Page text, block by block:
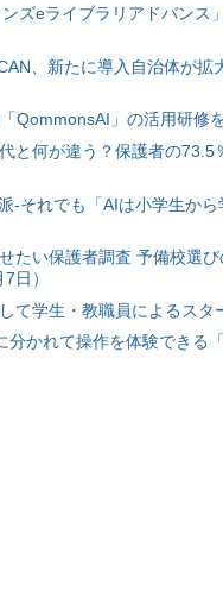
ズeライブラリアドバンス
、新たに導入自治体が
QommonsAI」の活用研修
と何が違う？保護者の
-それでも「AIは小学生か
たい保護者調査 予備校選
日）
て学生・教職員によるスタ
分かれて操作を体験できる